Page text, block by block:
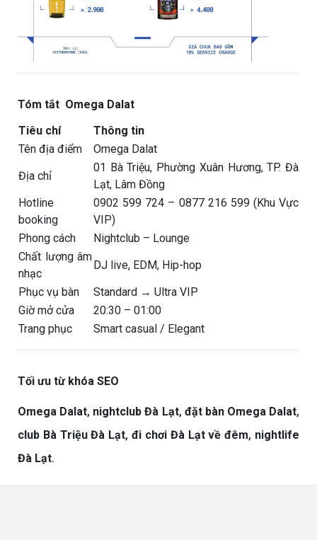
Tóm tắt Omega Dalat
Tiêu chí
Thông tin
Tên địa điểm
Omega Dalat
Địa chỉ
01 Bà Triệu, Phường Xuân Hương, TP. Đà
Lạt, Lâm Đồng
Hotline
booking
0902 599 724 – 0877 216 599 (Khu Vực
VIP)
Phong cách
Nightclub – Lounge
Chất lượng âm
nhạc
DJ live, EDM, Hip-hop
Phục vụ bàn
Standard → Ultra VIP
Giờ mở cửa
20:30 – 01:00
Trang phục
Smart casual / Elegant
Tối ưu từ khóa SEO
Omega Dalat, nightclub Đà Lạt, đặt bàn Omega Dalat,
club Bà Triệu Đà Lạt,đi chơi Đà Lạt về đêm, nightlife
Đà Lạt.